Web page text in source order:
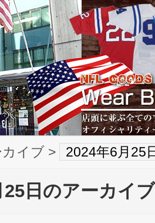
イブ > 2024年6月25
25日のアーカイブ